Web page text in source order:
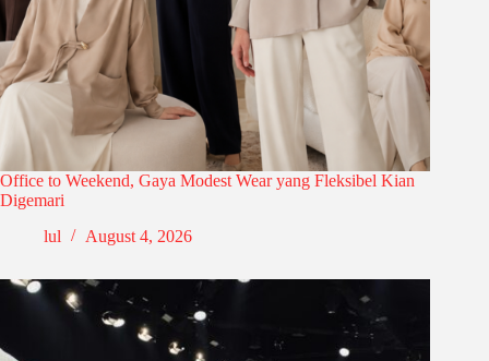
Office to Weekend, Gaya Modest Wear yang Fleksibel Kian
Digemari
lul
August 4, 2026